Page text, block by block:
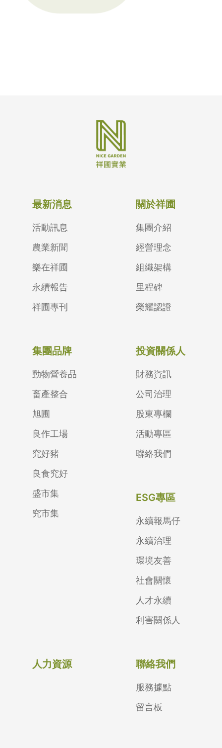
最新消息
活動訊息
農業新聞
樂在祥圃
永續報告
祥圃專刊
關於祥圃
集團介紹
經營理念
組織架構
里程碑
榮耀認證
集團品牌
動物營養品
畜產整合
旭圃
良作工場
究好豬
良食究好
盛市集
究市集
投資關係人
財務資訊
公司治理
股東專欄
活動專區
聯絡我們
ESG專區
永續報馬仔
永續治理
環境友善
社會關懷
人才永續
利害關係人
人力資源 聯絡我們
服務據點
留言板